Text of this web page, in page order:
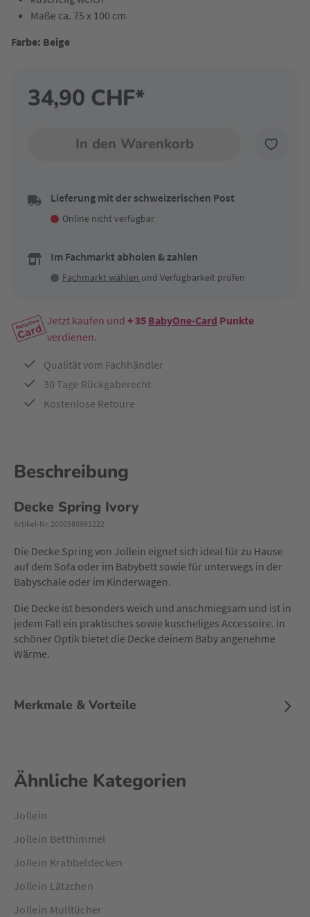
Maße ca. 75 x 100 cm
Farbe: Beige
34,90 CHF*
In den Warenkorb
Lieferung mit der schweizerischen Post
Online nicht verfügbar
Im Fachmarkt abholen & zahlen
Fachmarkt wählen und Verfügbarkeit prüfen
Jetzt kaufen und + 35 BabyOne-Card Punkte
verdienen.
Qualität vom Fachhändler
30 Tage Rückgaberecht
Kostenlose Retoure
Beschreibung
Decke Spring Ivory
Artikel-Nr. 2000580991222
Die Decke Spring von Jollein eignet sich ideal für zu Hause
auf dem Sofa oder im Babybett sowie für unterwegs in der
Babyschale oder im Kinderwagen.
Die Decke ist besonders weich und anschmiegsam und ist in
jedem Fall ein praktisches sowie kuscheliges Accessoire. In
schöner Optik bietet die Decke deinem Baby angenehme
Wärme.
Merkmale & Vorteile
Ähnliche Kategorien
Jollein
Jollein Betthimmel
Jollein Krabbeldecken
Jollein Lätzchen
Jollein Mulltücher